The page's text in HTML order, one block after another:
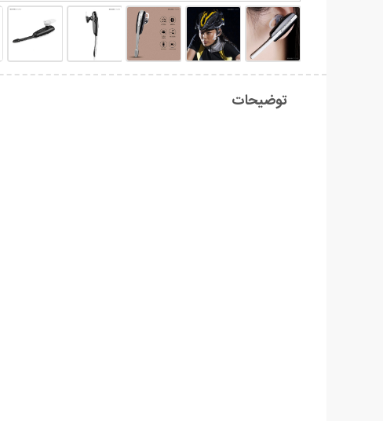
توضیحات